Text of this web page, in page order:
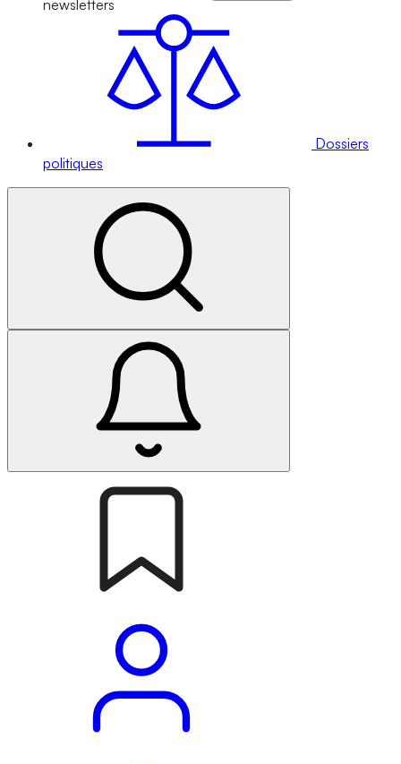
newsletters
Dossiers
politiques